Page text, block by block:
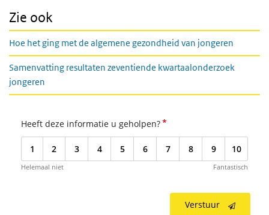
Zie ook
Hoe het ging met de algemene gezondheid van jongeren
Samenvatting resultaten zeventiende kwartaalonderzoek
jongeren
Heeft deze informatie u geholpen?*
1 2 3 4 5 6 7 8 9 10
Helemaal niet Fantastisch
Verstuur